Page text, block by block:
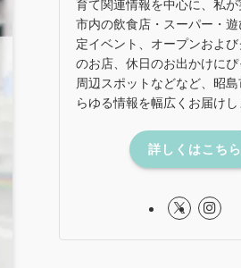
市内の飲食店・スーパー・
定イベント、オープンおよ
のお店、休日のお出かけに
周辺スポットなどなど、昭
らゆる情報を幅広くお届けし
詳しくはこちら